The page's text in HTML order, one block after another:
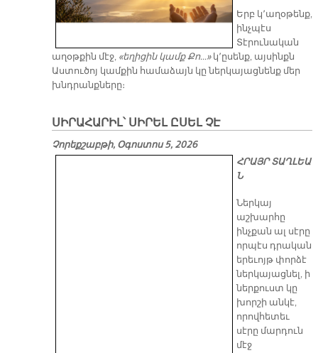
Երբ կ՚աղօթենք,
ինչպէս
Տէրունական
աղօթքին մէջ, «եղիցին կամք Քո…»կ՚ըսենք, այսինքն
Աստուծոյ կամքին համաձայն կը ներկայացնենք մեր
խնդրանքները։
ՍԻՐԱՀԱՐԻԼ՝ ՍԻՐԵԼ ԸՍԵԼ ՉԷ
Չորեքշաբթի, Օգոստոս 5, 2026
ՀՐԱՅՐ ՏԱՂԼԵԱ
Ն
Ներկայ
աշխարհը
ինչքան ալ սէրը
որպէս դրական
երեւոյթ փորձէ
ներկայացնել, ի
ներքուստ կը
խորշի անկէ,
որովհետեւ
սէրը մարդուն
մէջ